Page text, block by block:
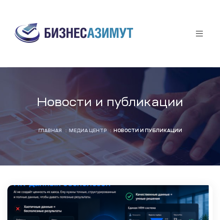
Новости и публикации
ГЛАВНАЯ : МЕДИА ЦЕНТР : НОВОСТИ И ПУБЛИКАЦИИ